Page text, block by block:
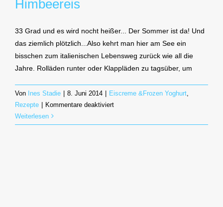
Himbeereis
33 Grad und es wird nocht heißer... Der Sommer ist da! Und
das ziemlich plötzlich...Also kehrt man hier am See ein
bisschen zum italienischen Lebensweg zurück wie all die
Jahre. Rolläden runter oder Klappläden zu tagsüber, um
Von Ines Stadie | 8. Juni 2014 | Eiscreme &Frozen Yoghurt
Rezepte | Kommentare deaktiviertfür
Weiterlesen